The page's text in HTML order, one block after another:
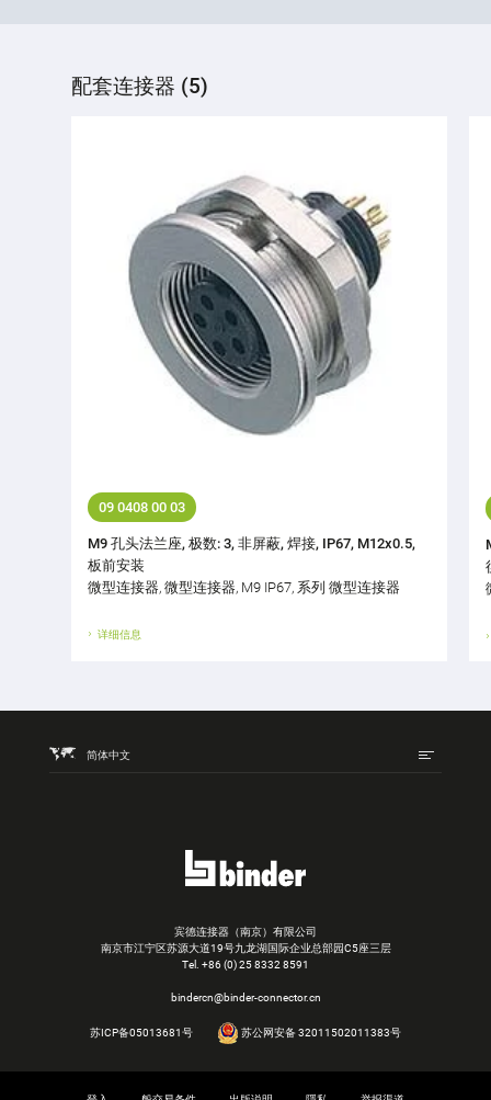
配套连接器 (5)
09 0408 00 03
M9 孔头法兰座, 极数: 3, 非屏蔽, 焊接, IP67, M12x0.5,
板前安装
微型连接器, 微型连接器, M9 IP67, 系列 微型连接器
详细信息
简体中文
宾德连接器（南京）有限公司
南京市江宁区苏源大道19号九龙湖国际企业总部园C5座三层
Tel. +86 (0) 25 8332 8591
bindercn@binder-connector.cn
苏ICP备05013681号 苏公网安备 32011502011383号